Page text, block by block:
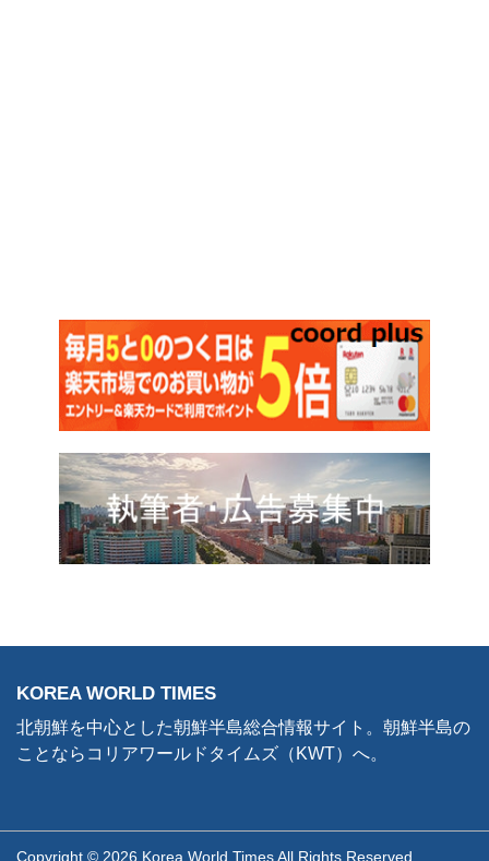
KOREA WORLD TIMES
北朝鮮を中心とした朝鮮半島総合情報サイト。朝鮮半島の
ことならコリアワールドタイムズ（KWT）へ。
Copyright © 2026 Korea World Times All Rights Reserved